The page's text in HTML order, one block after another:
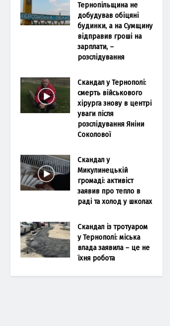
Тернопільщина не
добудував обіцяні
будинки, а на Сумщину
відправив гроші на
зарплати, –
розслідування
Скандал у Тернополі:
смерть військового
хірурга знову в центрі
уваги після
розслідування Яніни
Соколової
Скандал у
Микулинецькій
громаді: активіст
заявив про тепло в
раді та холод у школах
Скандал із тротуаром
у Тернополі: міська
влада заявила – це не
їхня робота